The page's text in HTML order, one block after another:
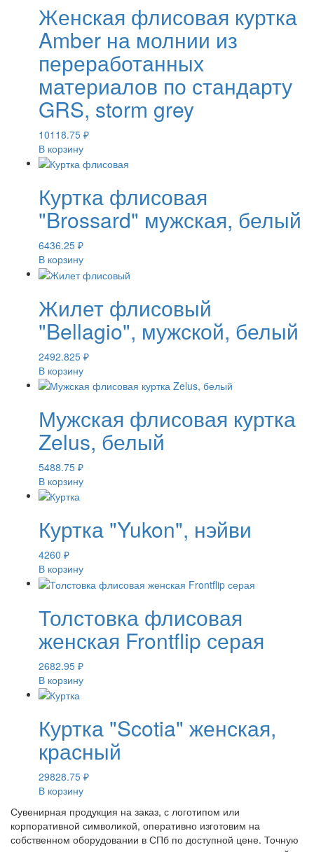
Женская флисовая куртка
Amber на молнии из
переработанных
материалов по стандарту
GRS, storm grey
10118.75 ₽
В корзину
Куртка флисовая
"Brossard" мужская, белый
6436.25 ₽
В корзину
Жилет флисовый
"Bellagio", мужской, белый
2492.825 ₽
В корзину
Мужская флисовая куртка
Zelus, белый
5488.75 ₽
В корзину
Куртка "Yukon", нэйви
4260 ₽
В корзину
Толстовка флисовая
женская Frontflip серая
2682.95 ₽
В корзину
Куртка "Scotia" женская,
красный
29828.75 ₽
В корзину
Сувенирная продукция на заказ, с логотипом или
корпоративной символикой, оперативно изготовим на
собственном оборудовании в СПб по доступной цене. Точную